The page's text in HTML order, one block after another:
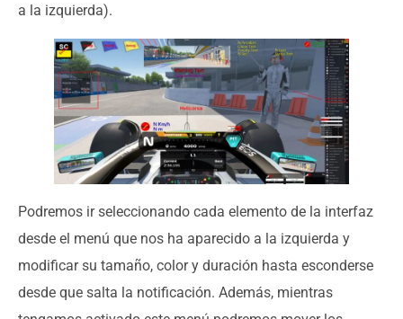
a la izquierda).
Podremos ir seleccionando cada elemento de la interfaz
desde el menú que nos ha aparecido a la izquierda y
modificar su tamaño, color y duración hasta esconderse
desde que salta la notificación. Además, mientras